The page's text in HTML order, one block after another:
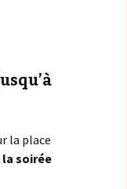
la place
soirée